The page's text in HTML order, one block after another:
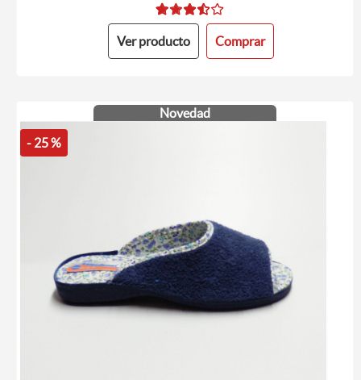
Ver producto Comprar
Novedad
- 25 %